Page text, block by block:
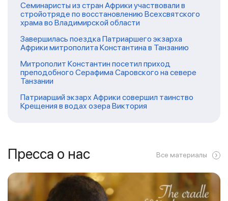
Семинаристы из стран Африки участвовали в
стройотряде по восстановлению Всехсвятского
храма во Владимирской области
Завершилась поездка Патриаршего экзарха
Африки митрополита Константина в Танзанию
Митрополит Константин посетил приход
преподобного Серафима Саровского на севере
Танзании
Патриарший экзарх Африки совершил таинство
Крещения в водах озера Виктория
Пресса о нас Все материалы